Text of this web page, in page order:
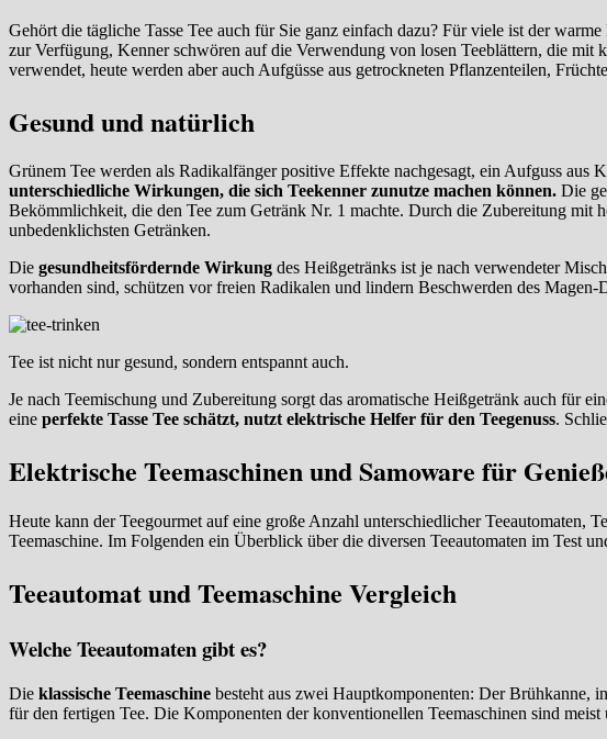
Gehört die tägliche Tasse Tee auch für Sie ganz einfach dazu? Für viele ist der
zur Verfügung, Kenner schwören auf die Verwendung von losen Teeblättern, die mit
verwendet, heute werden aber auch Aufgüsse aus getrockneten Pflanzenteilen,
Gesund und natürlich
Grünem Tee werden als Radikalfänger positive Effekte nachgesagt, ein Aufguss
unterschiedliche Wirkungen, die sich Teekenner zunutze machen können. Die
Bekömmlichkeit, die den Tee zum Getränk Nr. 1 machte. Durch die Zubereitung mit
unbedenklichsten Getränken.
Die gesundheitsfördernde Wirkung des Heißgetränks ist je nach verwendeter
vorhanden sind, schützen vor freien Radikalen und lindern Beschwerden des Magen-
Tee ist nicht nur gesund, sondern entspannt auch.
Je nach Teemischung und Zubereitung sorgt das aromatische Heißgetränk auch für
eine perfekte Tasse Tee schätzt, nutzt elektrische Helfer für den Teegenuss.
Elektrische Teemaschinen und Samoware für
Heute kann der Teegourmet auf eine große Anzahl unterschiedlicher Teeautomaten,
Teemaschine. Im Folgenden ein Überblick über die diversen Teeautomaten im Test
Teeautomat und Teemaschine Vergleich
Welche Teeautomaten gibt es?
Die klassische Teemaschine besteht aus zwei Hauptkomponenten: Der Brühkanne,
für den fertigen Tee. Die Komponenten der konventionellen Teemaschinen sind